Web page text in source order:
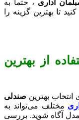
اداری ، حتماً به
تا بهترین گزینه را
از بهترین
بهترین صندلی
مختلف می‌تواند به
آگاه شوید. بررسی